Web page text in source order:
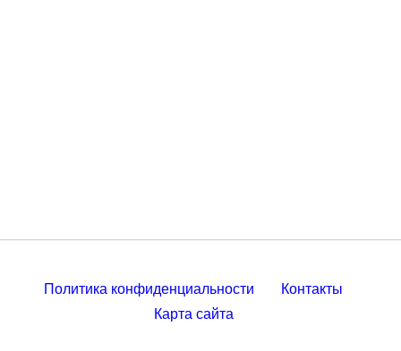
Политика конфиденциальности
Контакты
Карта сайта